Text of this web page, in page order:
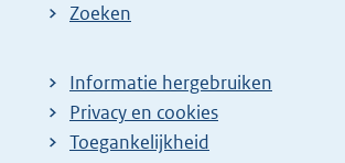
Zoeken
Informatie hergebruiken
Privacy en cookies
Toegankelijkheid